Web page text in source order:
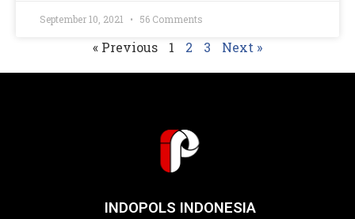
September 10, 2021 56 Comments
« Previous 1 2 3 Next »
INDOPOLS INDONESIA